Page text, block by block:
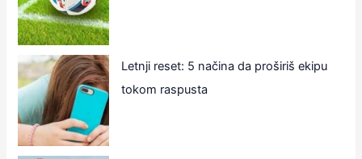
Letnji reset: 5 načina da proširiš ekipu
tokom raspusta